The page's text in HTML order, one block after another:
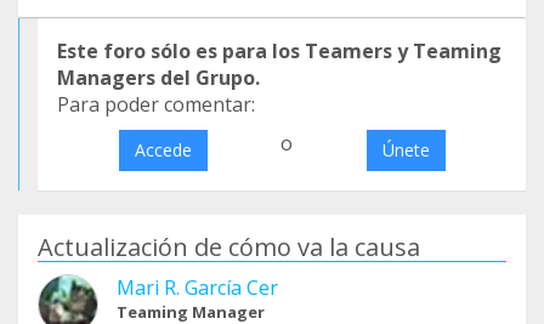
Este foro sólo es para los Teamers y Teaming
Managers del Grupo.
Para poder comentar:
Accede o Únete
Actualización de cómo va la causa
Mari R. García Cer
Teaming Manager